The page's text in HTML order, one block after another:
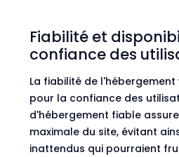
Fiabilité et
confiance des
La fiabilité de
pour la confiance des
d'hébergement fiable
maximale du site, évitant
inattendus qui pourraient